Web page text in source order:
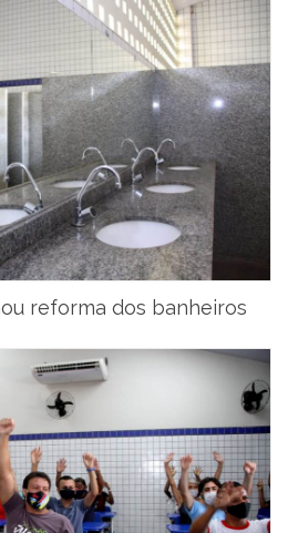
reforma dos banheiros